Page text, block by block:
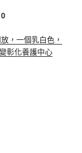
0
，一個乳白色，
彰化養護中心